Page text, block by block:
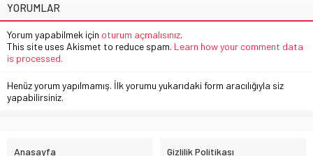
YORUMLAR
Yorum yapabilmek için oturum açmalısınız.
This site uses Akismet to reduce spam. Learn how your comment data
is processed.
Henüz yorum yapılmamış. İlk yorumu yukarıdaki form aracılığıyla siz
yapabilirsiniz.
Anasayfa Gizlilik Politikası